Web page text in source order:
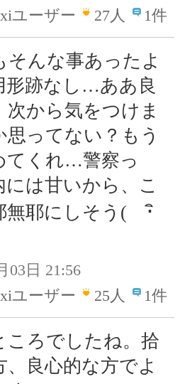
ユーザー
27人 1件
そんな事あったよ
形跡なし…ああ良
次から気をつけま
思ってない？もう
てくれ…警察っ
には甘いから、こ
無耶にしそう( ･ิ
03日 21:56
ユーザー
25人 1件
ころでしたね。拾
、良心的な方でよ